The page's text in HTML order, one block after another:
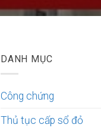
DANH MỤC
Công chứng
Thủ tục cấp sổ đỏ